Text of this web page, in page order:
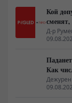
Кой
сменят,
Д-р
Как
спадна
Дежурен